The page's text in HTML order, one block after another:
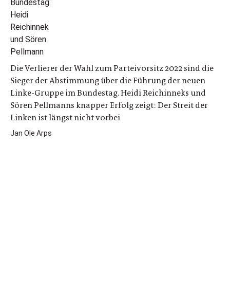
Die Verlierer der Wahl zum Parteivorsitz 2022 sind die
Sieger der Abstimmung über die Führung der neuen
Linke-Gruppe im Bundestag. Heidi Reichinneks und
Sören Pellmanns knapper Erfolg zeigt: Der Streit der
Linken ist längst nicht vorbei
Jan Ole Arps